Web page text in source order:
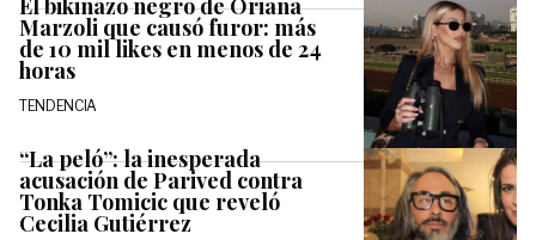
El bikinazo negro de Oriana
Marzoli que causó furor: más
de 10 mil likes en menos de 24
horas
TENDENCIA
“La peló”: la inesperada
acusación de Parived contra
Tonka Tomicic que reveló
Cecilia Gutiérrez